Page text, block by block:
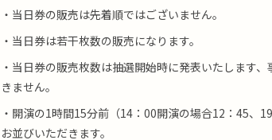
・当日券の販売は先着順ではございません。
・当日券は若干枚数の販売になります。
・当日券の販売枚数は抽選開始時に発表いたします
きません。
・開演の1時間15分前（14：00開演の場合12：45、
お並びいただきます。